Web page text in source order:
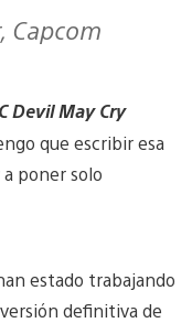
Capcom
Devil May Cry
que escribir esa
poner solo
estado trabajando
definitiva de